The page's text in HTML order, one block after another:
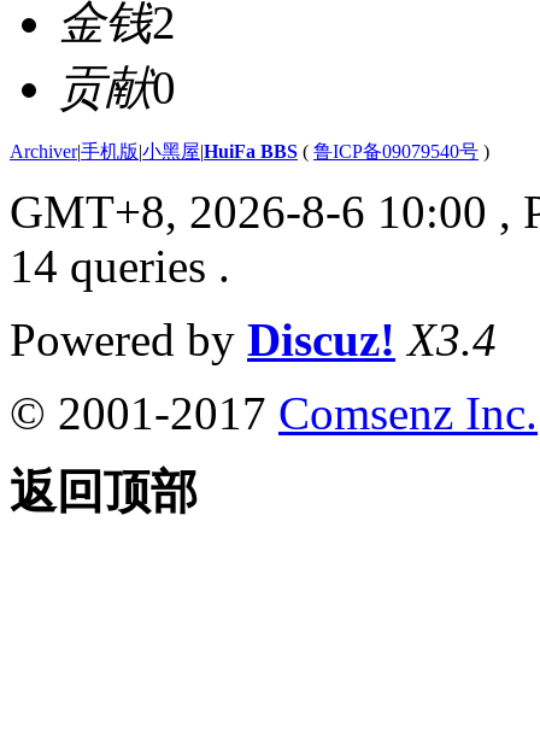
金钱2
贡献0
Archiver|手机版|小黑屋|HuiFa BBS ( 鲁ICP备09079540号 )
GMT+8, 2026-8-6 10:00 ,
14 queries .
Powered by Discuz! X3.4
© 2001-2017 Comsenz Inc.
返回顶部